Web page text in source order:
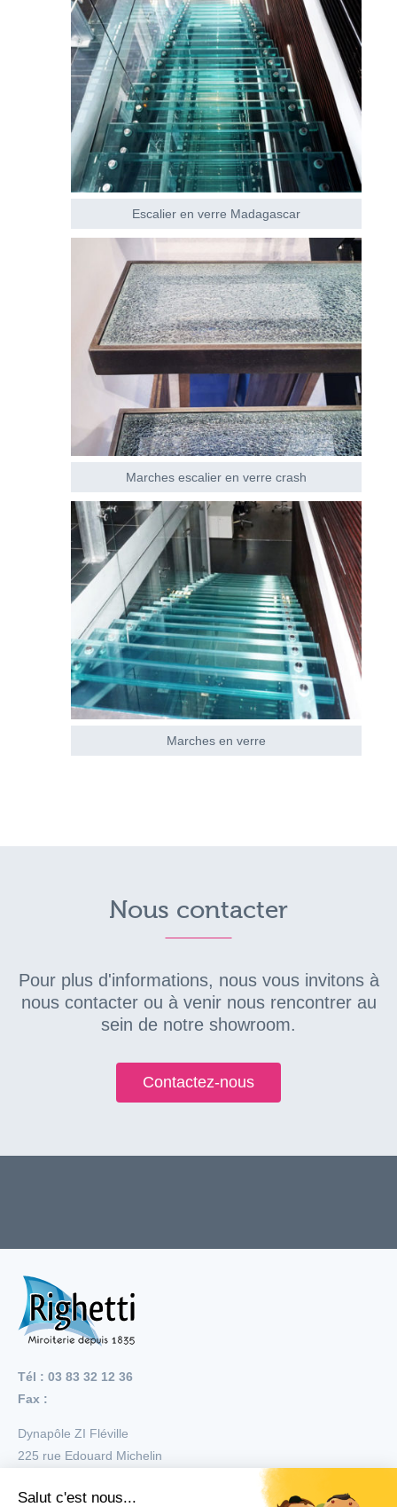
Escalier en verre Madagascar
Marches escalier en verre crash
Marches en verre
Nous contacter
Pour plus d'informations, nous vous invitons à
nous contacter ou à venir nous rencontrer au
sein de notre showroom.
Contactez-nous
Tél : 03 83 32 12 36
Fax :
Dynapôle ZI Fléville
225 rue Edouard Michelin